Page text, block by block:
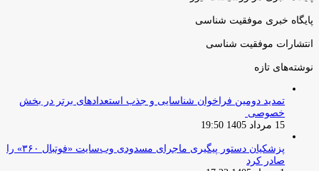
پایگاه خبری موفقیت شناسی
انتشارات موفقیت شناسی
نوشته‌های تازه
تمدید دومین فراخوان شناسایی و جذب استعدادهای برتر در بخش
خصوصی
15 مرداد 1405 19:50
پزشکیان دستور پیگیری ماجرای مسدودی وب‌سایت «فوتبال ۳۶۰» را
صادر کرد